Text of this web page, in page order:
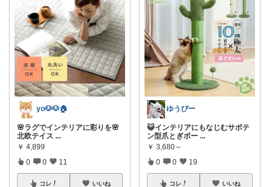
yo🐶🐶🏠
🌸ラグでインテリアに彩りを🌸
北欧テイス ...
￥ 4,899
0 0 11
コレ いいね
ゆうぴー
😺インテリアにもなじむサボテ
ン型爪とぎポー ...
￥ 3,680～
0 0 19
コレ いいね